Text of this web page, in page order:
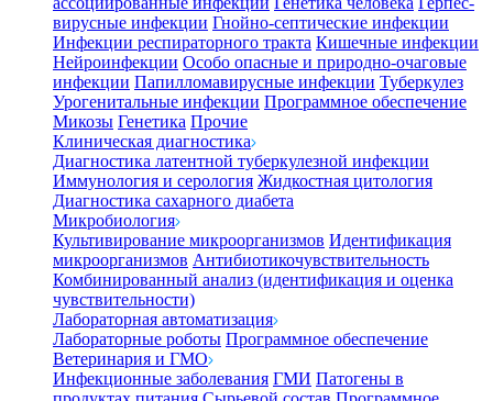
вирусные инфекции Гнойно-септические инфекции
Инфекции респираторного тракта Кишечные инфекции
Нейроинфекции Особо опасные и природно-очаговые
инфекции Папилломавирусные инфекции Туберкулез
Урогенитальные инфекции Программное обеспечение
Микозы Генетика Прочие
Клиническая диагностика
Диагностика латентной туберкулезной инфекции
Иммунология и серология Жидкостная цитология
Диагностика сахарного диабета
Микробиология
Культивирование микроорганизмов Идентификация
микроорганизмов Антибиотикочувствительность
Комбинированный анализ (идентификация и оценка
чувствительности)
Лабораторная автоматизация
Лабораторные роботы Программное обеспечение
Ветеринария и ГМО
Инфекционные заболевания ГМИ Патогены в